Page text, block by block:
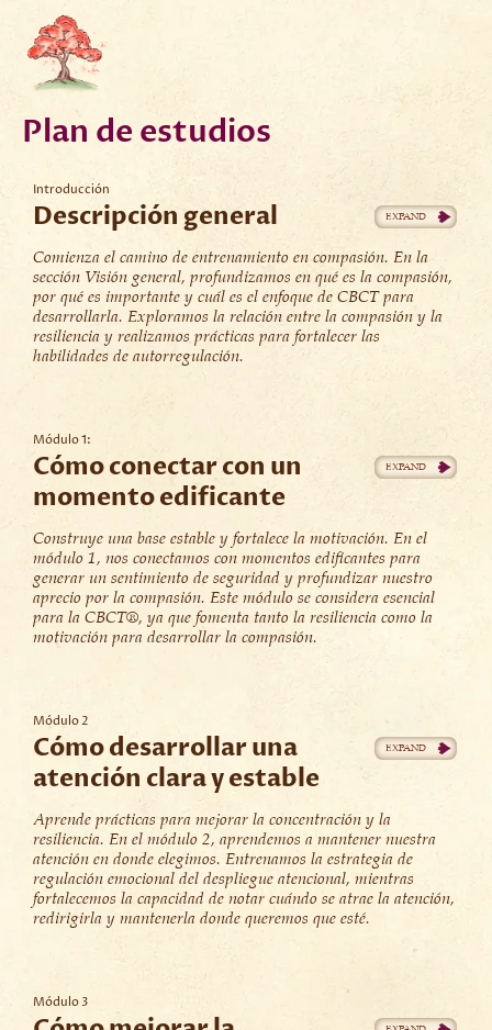
Plan de estudios
Introducción
Descripción general
Comienza el camino de entrenamiento en compasión. En la
sección Visión general, profundizamos en qué es la compasión,
por qué es importante y cuál es el enfoque de CBCT para
desarrollarla. Exploramos la relación entre la compasión y la
resiliencia y realizamos prácticas para fortalecer las
habilidades de autorregulación.
Módulo 1:
Cómo conectar con un
momento edificante
Construye una base estable y fortalece la motivación. En el
módulo 1, nos conectamos con momentos edificantes para
generar un sentimiento de seguridad y profundizar nuestro
aprecio por la compasión. Este módulo se considera esencial
para la CBCT®, ya que fomenta tanto la resiliencia como la
motivación para desarrollar la compasión.
Módulo 2
Cómo desarrollar una
atención clara y estable
Aprende prácticas para mejorar la concentración y la
resiliencia. En el módulo 2, aprendemos a mantener nuestra
atención en donde elegimos. Entrenamos la estrategia de
regulación emocional del despliegue atencional, mientras
fortalecemos la capacidad de notar cuándo se atrae la atención,
redirigirla y mantenerla donde queremos que esté.
Módulo 3